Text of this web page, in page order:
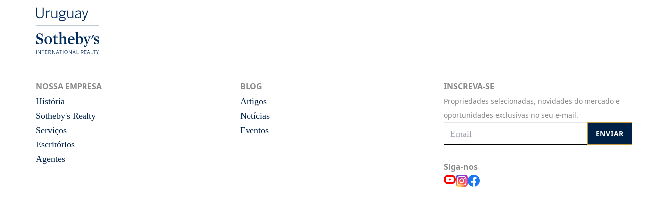
NOSSA EMPRESA
História
Sotheby's Realty
Serviços
Escritórios
Agentes
BLOG
Artigos
Notícias
Eventos
INSCREVA-SE
Propriedades selecionadas, novidades do mercado e
oportunidades exclusivas no seu e-mail.
ENVIAR
Siga-nos